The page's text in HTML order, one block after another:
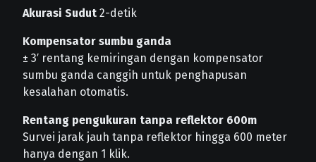
Akurasi Sudut 2-detik
Kompensator sumbu ganda
± 3′ rentang kemiringan dengan kompensator
sumbu ganda canggih untuk penghapusan
kesalahan otomatis.
Rentang pengukuran tanpa reflektor 600m
Survei jarak jauh tanpa reflektor hingga 600 meter
hanya dengan 1 klik.